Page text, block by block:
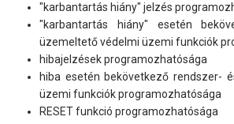
"karbantartás hiány" jelzés
"karbantartás hiány" esetén
üzemeltető védelmi üzemi funkciók
hibajelzések programozhatósága
hiba esetén bekövetkező rendszer-
üzemi funkciók programozhatósága
RESET funkció programozhatósága